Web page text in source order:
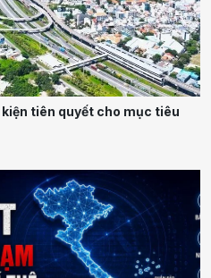
tiên quyết cho mục tiêu